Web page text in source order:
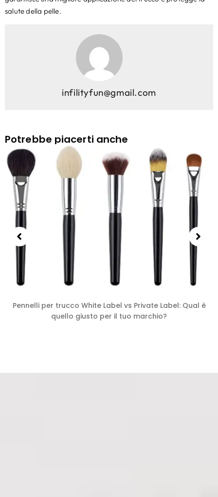
salute della pelle.
infilityfun@gmail.com
Potrebbe piacerti anche
Pennelli per trucco White Label vs Private Label: Qual è
quello giusto per il tuo marchio?